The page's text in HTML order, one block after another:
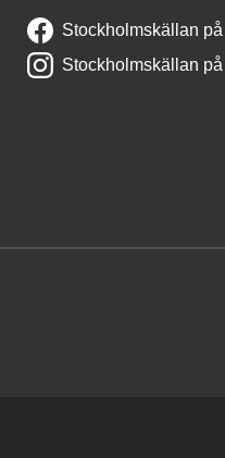
Stockholmskällan
Stockholmskällan